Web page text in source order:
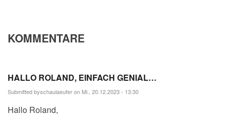
KOMMENTARE
HALLO ROLAND, EINFACH GENIAL…
Submitted byschaulaeuferon Mi., 20.12.2023 - 13:30
Hallo Roland,